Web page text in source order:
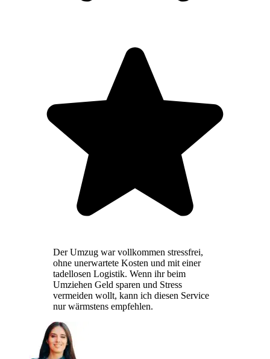
Der Umzug war vollkommen stressfrei,
ohne unerwartete Kosten und mit einer
tadellosen Logistik. Wenn ihr beim
Umziehen Geld sparen und Stress
vermeiden wollt, kann ich diesen Service
nur wärmstens empfehlen.